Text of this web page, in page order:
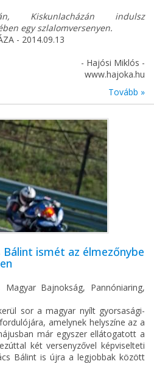
Kiskunlacházán indulsz
egy szlalomversenyen.
- 2014.09.13
- Hajósi Miklós -
www.hajoka.hu
Tovább »
Bálint ismét az élmezőnybe
Bajnokság, Pannóniaring,
sor a magyar nyílt gyorsasági-
amelynek helyszíne az a
már egyszer ellátogatott a
két versenyzővel képviselteti
Bálint is újra a legjobbak között